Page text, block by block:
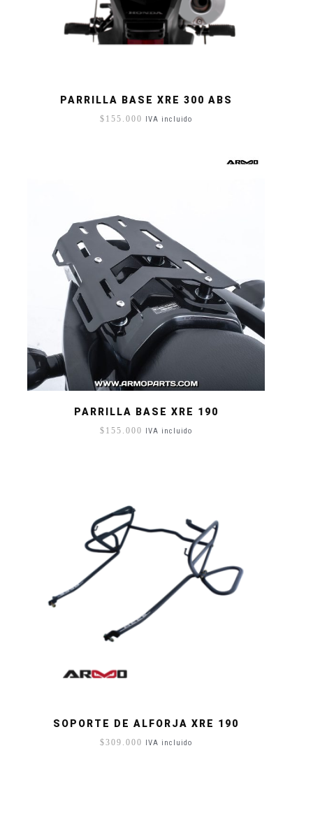
PARRILLA BASE XRE 300 ABS
$ 155.000 IVA incluido
PARRILLA BASE XRE 190
$ 155.000 IVA incluido
SOPORTE DE ALFORJA XRE 190
$309.000 IVA incluido